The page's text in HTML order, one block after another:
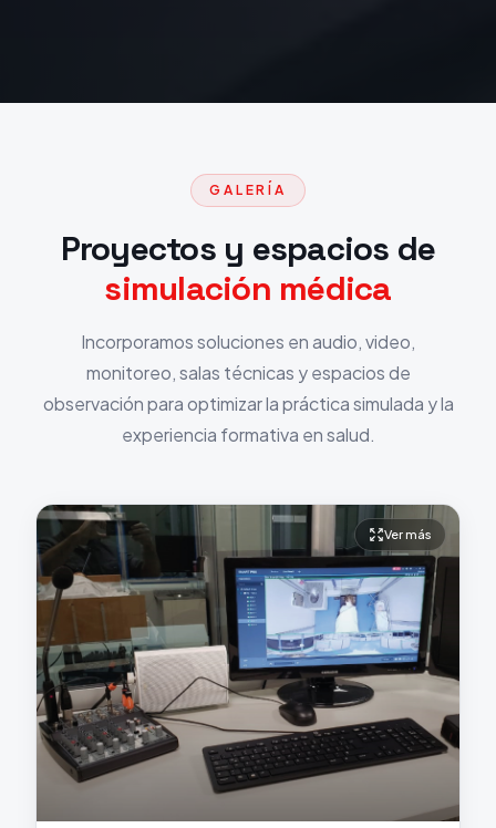
GALERÍA
Proyectos y espacios de
simulación médica
Incorporamos soluciones en audio, video,
monitoreo, salas técnicas y espacios de
observación para optimizar la práctica simulada y la
experiencia formativa en salud.
Ver más